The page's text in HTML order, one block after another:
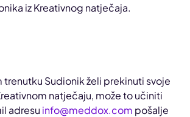
iz Kreativnog natječaja.
trenutku Sudionik želi prekinuti svoje
natječaju, može to učiniti
adresu info@meddox.com pošalje